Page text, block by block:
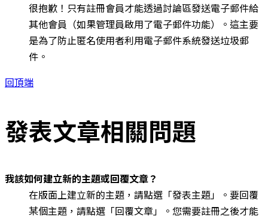
很抱歉！只有註冊會員才能透過討論區發送電子郵件給
其他會員（如果管理員啟用了電子郵件功能）。這主要
是為了防止匿名使用者利用電子郵件系統發送垃圾郵
件。
回頂端
發表文章相關問題
我該如何建立新的主題或回覆文章？
在版面上建立新的主題，請點選「發表主題」。要回覆
某個主題，請點選「回覆文章」。您需要註冊之後才能